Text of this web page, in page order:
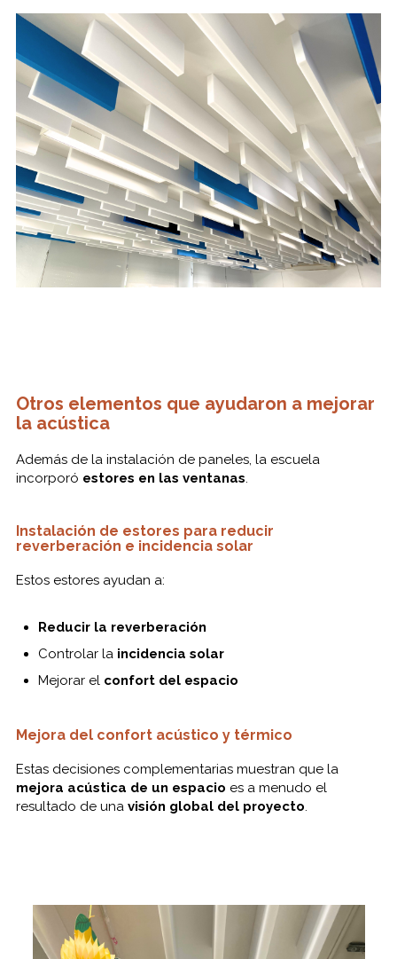
Otros elementos que ayudaron a mejorar
la acústica
Además de la instalación de paneles, la escuela
incorporó estores en las ventanas.
Instalación de estores para reducir
reverberación e incidencia solar
Estos estores ayudan a:
Reducir la reverberación
Controlar la incidencia solar
Mejorar el confort del espacio
Mejora del confort acústico y térmico
Estas decisiones complementarias muestran que la
mejora acústica de un espacio es a menudo el
resultado de una visión global del proyecto.